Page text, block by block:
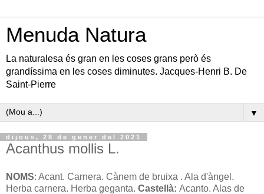
Menuda Natura
La naturalesa és gran en les coses grans però és
grandíssima en les coses diminutes. Jacques-Henri B. De
Saint-Pierre
▼
dijous, 28 de gener del 2021
Acanthus mollis L.
NOMS: Acant. Carnera. Cànem de bruixa . Ala d'àngel.
Herba carnera. Herba geganta. Castellà: Acanto. Alas de